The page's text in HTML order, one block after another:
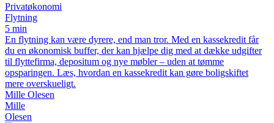
Privatøkonomi
Flytning
5 min
En flytning kan være dyrere, end man tror. Med en kassekredit får
du en økonomisk buffer, der kan hjælpe dig med at dække udgifter
til flyttefirma, depositum og nye møbler – uden at tømme
opsparingen. Læs, hvordan en kassekredit kan gøre boligskiftet
mere overskueligt.
Mille Olesen
Mille
Olesen